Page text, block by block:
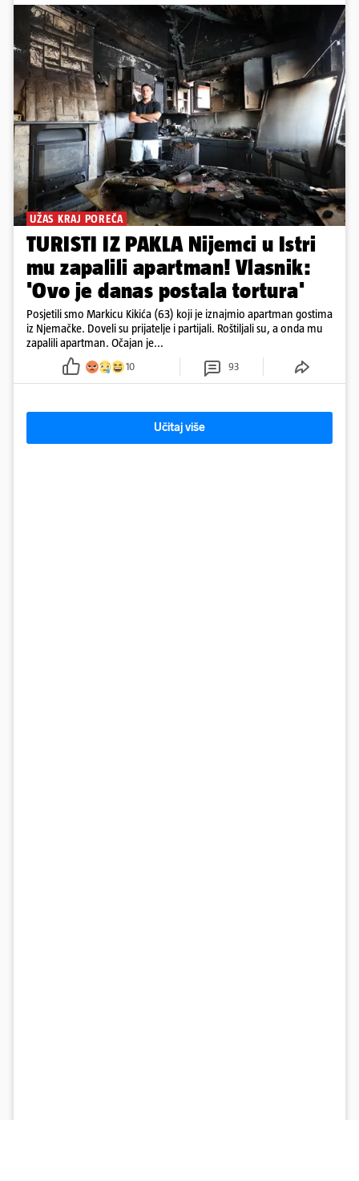
UŽAS KRAJ POREČA
TURISTI IZ PAKLA Nijemci u Istri
mu zapalili apartman! Vlasnik:
'Ovo je danas postala tortura'
Posjetili smo Markicu Kikića (63) koji je iznajmio apartman gostima
iz Njemačke. Doveli su prijatelje i partijali. Roštiljali su, a onda mu
zapalili apartman. Očajan je...
10 93
Učitaj više